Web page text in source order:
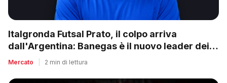
Italgronda Futsal Prato, il colpo arriva
dall'Argentina: Banegas è il nuovo leader dei
biancazzurri
Mercato 2 min di lettura